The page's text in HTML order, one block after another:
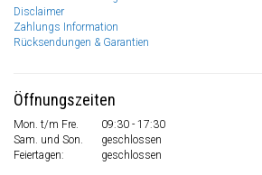
Disclaimer
Zahlungs Information
Rücksendungen & Garantien
Öffnungszeiten
Mon. t/m Fre.
09:30 - 17:30
Sam. und Son.
geschlossen
Feiertagen:
geschlossen